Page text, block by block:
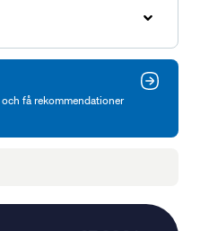
få rekommendationer